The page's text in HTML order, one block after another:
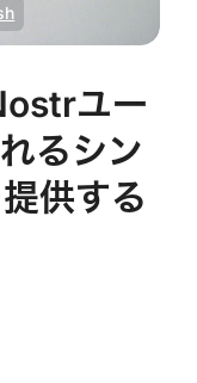
ユー
るシン
供する